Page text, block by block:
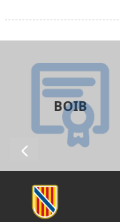
BOIB